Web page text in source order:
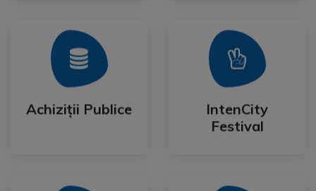
Achiziții Publice
Achiziții Publice
Mai Mult
IntenCity
Festival
IntenCity
Festival
Mai Mult